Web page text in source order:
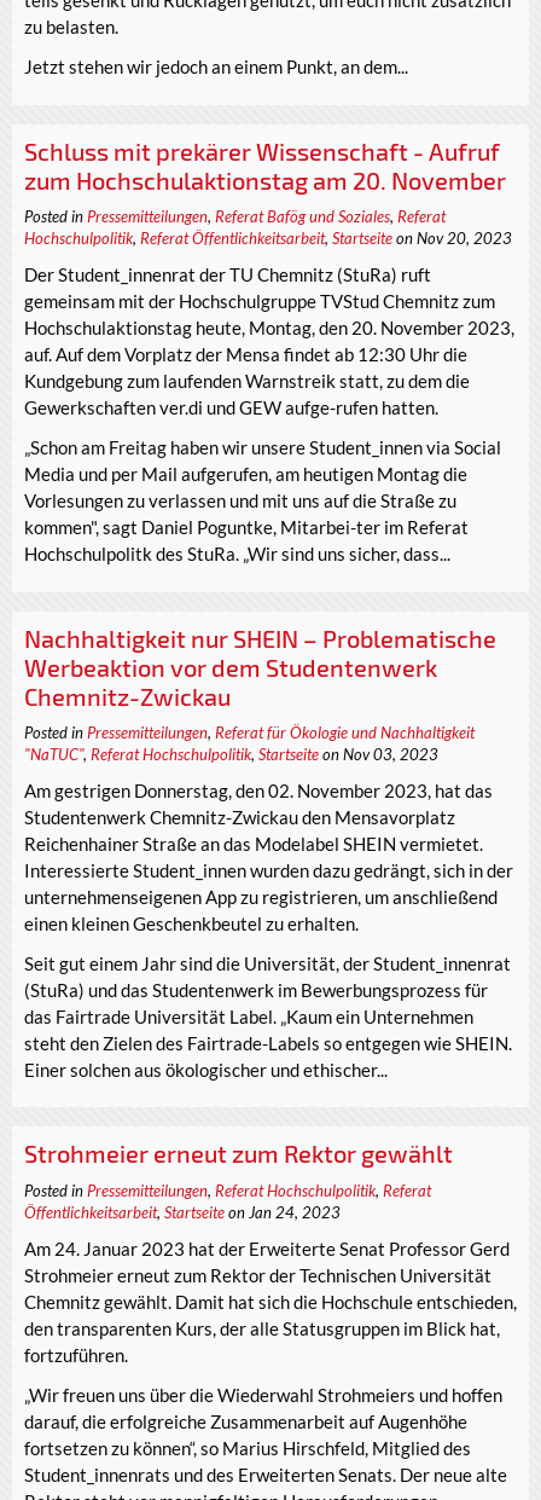
zu belasten.
Jetzt stehen wir jedoch an einem Punkt, an dem...
Schluss mit prekärer Wissenschaft - Aufruf
zum Hochschulaktionstag am 20. November
Posted in Pressemitteilungen, Referat Bafög und Soziales, Referat
Hochschulpolitik, Referat Öffentlichkeitsarbeit, Startseiteon Nov 20, 2023
Der Student_innenrat der TU Chemnitz (StuRa) ruft
gemeinsam mit der Hochschulgruppe TVStud Chemnitz zum
Hochschulaktionstag heute, Montag, den 20. November 2023,
auf. Auf dem Vorplatz der Mensa findet ab 12:30 Uhr die
Kundgebung zum laufenden Warnstreik statt, zu dem die
Gewerkschaften ver.di und GEW aufge-rufen hatten.
„Schon am Freitag haben wir unsere Student_innen via Social
Media und per Mail aufgerufen, am heutigen Montag die
Vorlesungen zu verlassen und mit uns auf die Straße zu
kommen", sagt Daniel Poguntke, Mitarbei-ter im Referat
Hochschulpolitk des StuRa. „Wir sind uns sicher, dass...
Nachhaltigkeit nur SHEIN – Problematische
Werbeaktion vor dem Studentenwerk
Chemnitz-Zwickau
Posted in Pressemitteilungen, Referat für Ökologie und Nachhaltigkeit
"NaTUC", Referat Hochschulpolitik, Startseiteon Nov 03, 2023
Am gestrigen Donnerstag, den 02. November 2023, hat das
Studentenwerk Chemnitz-Zwickau den Mensavorplatz
Reichenhainer Straße an das Modelabel SHEIN vermietet.
Interessierte Student_innen wurden dazu gedrängt, sich in der
unternehmenseigenen App zu registrieren, um anschließend
einen kleinen Geschenkbeutel zu erhalten.
Seit gut einem Jahr sind die Universität, der Student_innenrat
(StuRa) und das Studentenwerk im Bewerbungsprozess für
das Fairtrade Universität Label. „Kaum ein Unternehmen
steht den Zielen des Fairtrade-Labels so entgegen wie SHEIN.
Einer solchen aus ökologischer und ethischer...
Strohmeier erneut zum Rektor gewählt
Posted in Pressemitteilungen, Referat Hochschulpolitik, Referat
Öffentlichkeitsarbeit, Startseiteon Jan 24, 2023
Am 24. Januar 2023 hat der Erweiterte Senat Professor Gerd
Strohmeier erneut zum Rektor der Technischen Universität
Chemnitz gewählt. Damit hat sich die Hochschule entschieden,
den transparenten Kurs, der alle Statusgruppen im Blick hat,
fortzuführen.
„Wir freuen uns über die Wiederwahl Strohmeiers und hoffen
darauf, die erfolgreiche Zusammenarbeit auf Augenhöhe
fortsetzen zu können“, so Marius Hirschfeld, Mitglied des
Student_innenrats und des Erweiterten Senats. Der neue alte